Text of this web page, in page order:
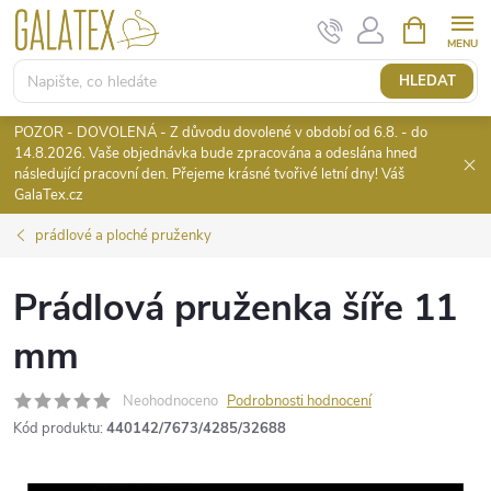
Přejít
obsah
HLEDAT
NÁKUPNÍ
KOŠÍK
POZOR - DOVOLENÁ - Z důvodu dovolené v období od 6.8. - do
14.8.2026. Vaše objednávka bude zpracována a odeslána hned
následující pracovní den. Přejeme krásné tvořivé letní dny! Váš
GalaTex.cz
prádlové a ploché pruženky
Prádlová pruženka šíře 11
mm
Neohodnoceno Podrobnosti hodnocení
Kód produktu: 440142/7673/4285/32688